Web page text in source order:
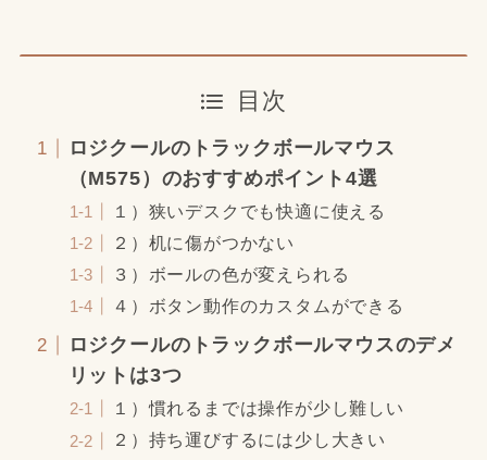
目次
ロジクールのトラックボールマウス
（M575）のおすすめポイント4選
１）狭いデスクでも快適に使える
２）机に傷がつかない
３）ボールの色が変えられる
４）ボタン動作のカスタムができる
ロジクールのトラックボールマウスのデメ
リットは3つ
１）慣れるまでは操作が少し難しい
２）持ち運びするには少し大きい